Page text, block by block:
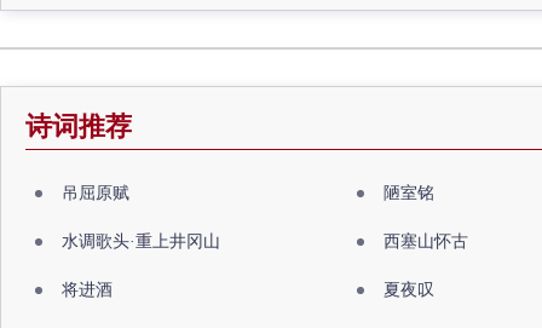
诗词推荐
吊屈原赋 陋室铭
水调歌头·重上井冈山 西塞山怀古
将进酒 夏夜叹